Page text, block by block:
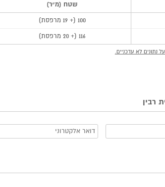
שטח (מ״ר)
100 (+ 19 מרפסת)
116 (+ 20 מרפסת)
נתונים לא עדכניים.
רבין